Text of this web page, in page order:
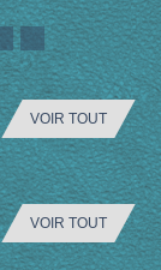
VOIR TOUT
VOIR TOUT